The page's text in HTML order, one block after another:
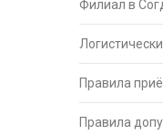
Филиал в
Правила
Правила